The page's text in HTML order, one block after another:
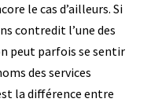
le cas d’ailleurs. Si
contredit l’une des
peut parfois se sentir
des services
la différence entre